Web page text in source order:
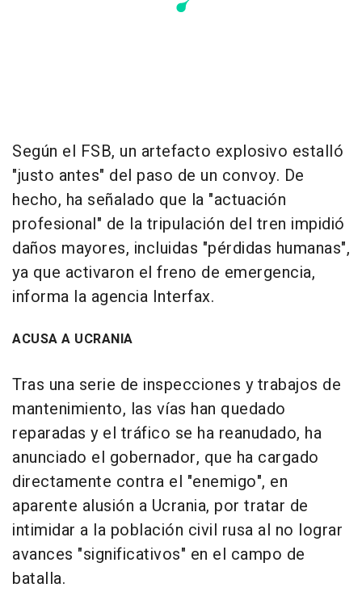
Según el FSB, un artefacto explosivo estalló
"justo antes" del paso de un convoy. De
hecho, ha señalado que la "actuación
profesional" de la tripulación del tren impidió
daños mayores, incluidas "pérdidas humanas",
ya que activaron el freno de emergencia,
informa la agencia Interfax.
ACUSA A UCRANIA
Tras una serie de inspecciones y trabajos de
mantenimiento, las vías han quedado
reparadas y el tráfico se ha reanudado, ha
anunciado el gobernador, que ha cargado
directamente contra el "enemigo", en
aparente alusión a Ucrania, por tratar de
intimidar a la población civil rusa al no lograr
avances "significativos" en el campo de
batalla.